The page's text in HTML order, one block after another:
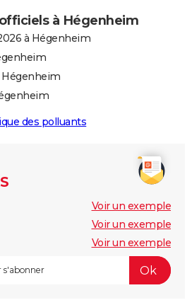
à Hégenheim
à Hégenheim
Hégenheim
des polluants
Voir un exemple
Voir un exemple
Voir un exemple